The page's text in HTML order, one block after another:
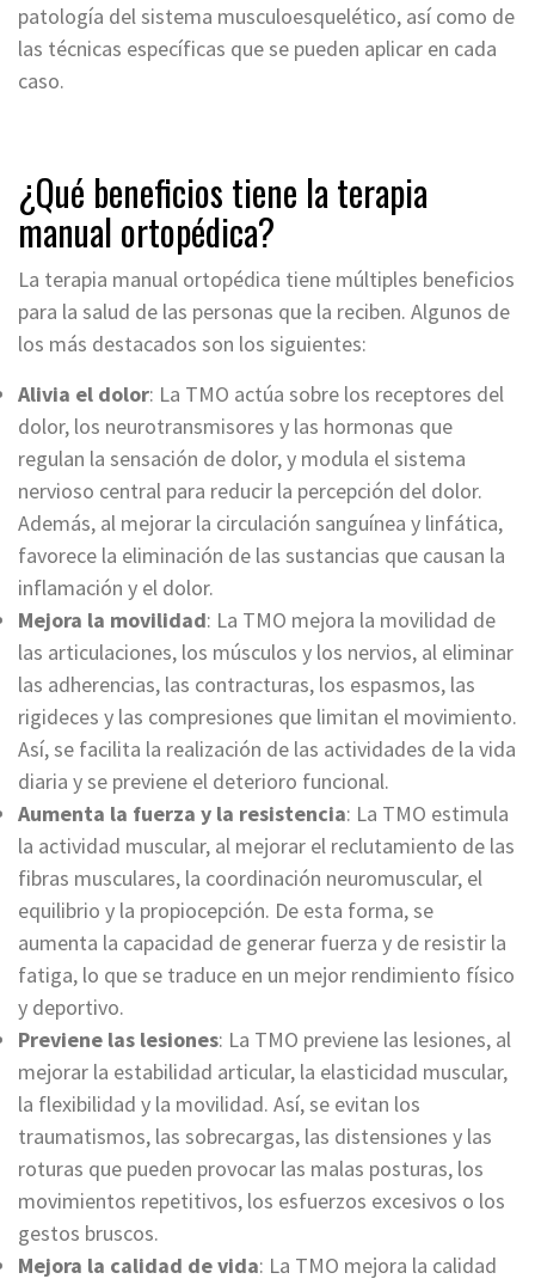
patología del sistema musculoesquelético, así como de
las técnicas específicas que se pueden aplicar en cada
caso.
¿Qué beneficios tiene la terapia
manual ortopédica?
La terapia manual ortopédica tiene múltiples beneficios
para la salud de las personas que la reciben. Algunos de
los más destacados son los siguientes:
Alivia el dolor: La TMO actúa sobre los receptores del
dolor, los neurotransmisores y las hormonas que
regulan la sensación de dolor, y modula el sistema
nervioso central para reducir la percepción del dolor.
Además, al mejorar la circulación sanguínea y linfática,
favorece la eliminación de las sustancias que causan la
inflamación y el dolor.
Mejora la movilidad: La TMO mejora la movilidad de
las articulaciones, los músculos y los nervios, al eliminar
las adherencias, las contracturas, los espasmos, las
rigideces y las compresiones que limitan el movimiento.
Así, se facilita la realización de las actividades de la vida
diaria y se previene el deterioro funcional.
Aumenta la fuerza y la resistencia: La TMO estimula
la actividad muscular, al mejorar el reclutamiento de las
fibras musculares, la coordinación neuromuscular, el
equilibrio y la propiocepción. De esta forma, se
aumenta la capacidad de generar fuerza y de resistir la
fatiga, lo que se traduce en un mejor rendimiento físico
y deportivo.
Previene las lesiones: La TMO previene las lesiones, al
mejorar la estabilidad articular, la elasticidad muscular,
la flexibilidad y la movilidad. Así, se evitan los
traumatismos, las sobrecargas, las distensiones y las
roturas que pueden provocar las malas posturas, los
movimientos repetitivos, los esfuerzos excesivos o los
gestos bruscos.
Mejora la calidad de vida: La TMO mejora la calidad